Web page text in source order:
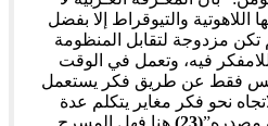
والتيوقراط إلا بفضل
مزدوجة لتقابل المنظومة
فيه، وتعمل في الوقت
ليس فقط عن طريق فكر يستعمل
نحو فكر مغاير يتكلم عدة
مصدره”(23)
هنا فهل المسرح